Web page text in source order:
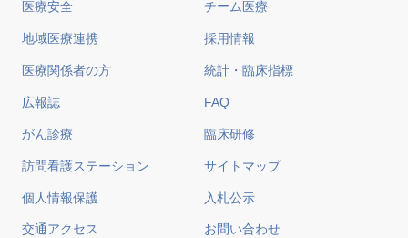
医療安全 チーム医療
地域医療連携 採用情報
医療関係者の方 統計・臨床指標
広報誌 FAQ
がん診療 臨床研修
訪問看護ステーション サイトマップ
個人情報保護 入札公示
交通アクセス お問い合わせ